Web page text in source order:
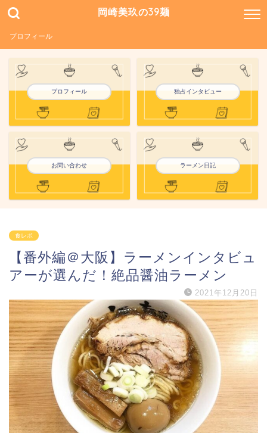
岡崎美玖の39麺
プロフィール
プロフィール 独占インタビュー
お問い合わせ ラーメン日記
食レポ
【番外編＠大阪】ラーメンインタビュ
アーが選んだ！絶品醤油ラーメン
2021年12月20日